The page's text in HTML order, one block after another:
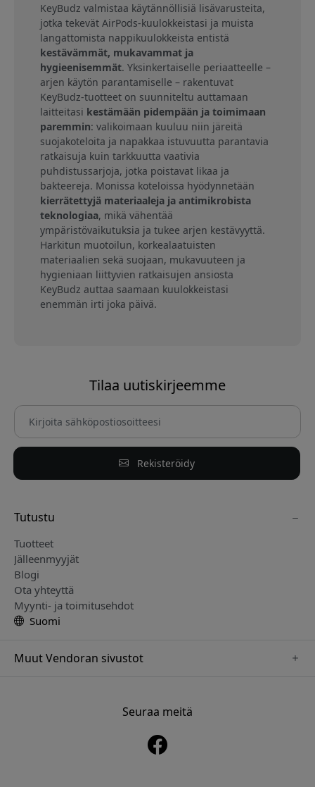
KeyBudz valmistaa käytännöllisiä lisävarusteita,
jotka tekevät AirPods-kuulokkeistasi ja muista
langattomista nappikuulokkeista entistä
kestävämmät, mukavammat ja
hygieenisemmät. Yksinkertaiselle periaatteelle –
arjen käytön parantamiselle – rakentuvat
KeyBudz-tuotteet on suunniteltu auttamaan
laitteitasi kestämään pidempään ja toimimaan
paremmin: valikoimaan kuuluu niin järeitä
suojakoteloita ja napakkaa istuvuutta parantavia
ratkaisuja kuin tarkkuutta vaativia
puhdistussarjoja, jotka poistavat likaa ja
bakteereja. Monissa koteloissa hyödynnetään
kierrätettyjä materiaaleja ja antimikrobista
teknologiaa, mikä vähentää
ympäristövaikutuksia ja tukee arjen kestävyyttä.
Harkitun muotoilun, korkealaatuisten
materiaalien sekä suojaan, mukavuuteen ja
hygieniaan liittyvien ratkaisujen ansiosta
KeyBudz auttaa saamaan kuulokkeistasi
enemmän irti joka päivä.
Tilaa uutiskirjeemme
Rekisteröidy
Tutustu
Tuotteet
Jälleenmyyjät
Blogi
Ota yhteyttä
Myynti- ja toimitusehdot
Suomi
Muut Vendoran sivustot
Seuraa meitä